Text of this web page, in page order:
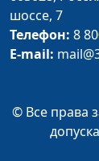
Как семья
человека?
Ошибки
шоссе, 7
Телефон: 8
E-mail:
© Все права